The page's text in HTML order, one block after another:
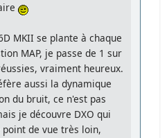
MKII se plante à chaque
MAP, je passe de 1 sur
vraiment heureux.
aussi la dynamique
du bruit, ce n'est pas
je découvre DXO qui
de vue très loin,